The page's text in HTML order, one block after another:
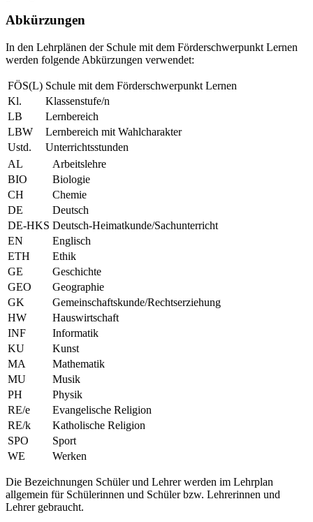
Abkürzungen
In den Lehrplänen der Schule mit dem Förderschwerpunkt Lernen
werden folgende Abkürzungen verwendet:
FÖS(L) Schule mit dem Förderschwerpunkt Lernen
Kl.
Klassenstufe/n
LB
Lernbereich
LBW
Lernbereich mit Wahlcharakter
Ustd.
Unterrichtsstunden
AL
Arbeitslehre
BIO
Biologie
CH
Chemie
DE
Deutsch
DE-HKS Deutsch-Heimatkunde/Sachunterricht
EN
Englisch
ETH
Ethik
GE
Geschichte
GEO
Geographie
GK
Gemeinschaftskunde/Rechtserziehung
HW
Hauswirtschaft
INF
Informatik
KU
Kunst
MA
Mathematik
MU
Musik
PH
Physik
RE/e
Evangelische Religion
RE/k
Katholische Religion
SPO
Sport
WE
Werken
Die Bezeichnungen Schüler und Lehrer werden im Lehrplan
allgemein für Schülerinnen und Schüler bzw. Lehrerinnen und
Lehrer gebraucht.